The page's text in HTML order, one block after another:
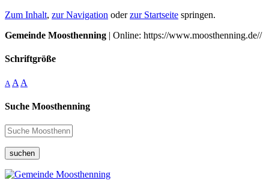
Zum Inhalt, zur Navigation oderzur Startseite springen.
Gemeinde Moosthenning | Online: https://www.moosthenning.de//
Schriftgröße
A A A
Suche Moosthenning
suchen